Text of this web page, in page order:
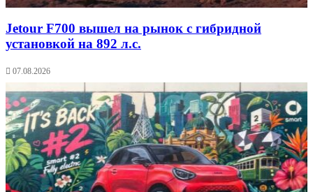
Jetour F700 вышел на рынок с гибридной
установкой на 892 л.с.
07.08.2026